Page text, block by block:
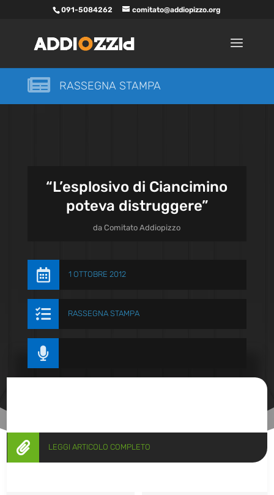
091-5084262 comitato@addiopizzo.org
 RASSEGNA STAMPA
“L’esplosivo di Ciancimino
poteva distruggere”
daComitato Addiopizzo
 1 OTTOBRE 2012
 RASSEGNA STAMPA

 LEGGI ARTICOLO COMPLETO